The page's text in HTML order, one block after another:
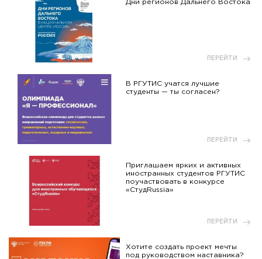
Дни регионов Дальнего Востока
ПЕРЕЙТИ
В РГУТИС учатся лучшие
студенты — ты согласен?
ПЕРЕЙТИ
Приглашаем ярких и активных
иностранных студентов РГУТИС
поучаствовать в конкурсе
«СтудRussia»
ПЕРЕЙТИ
Хотите создать проект мечты
под руководством наставника?